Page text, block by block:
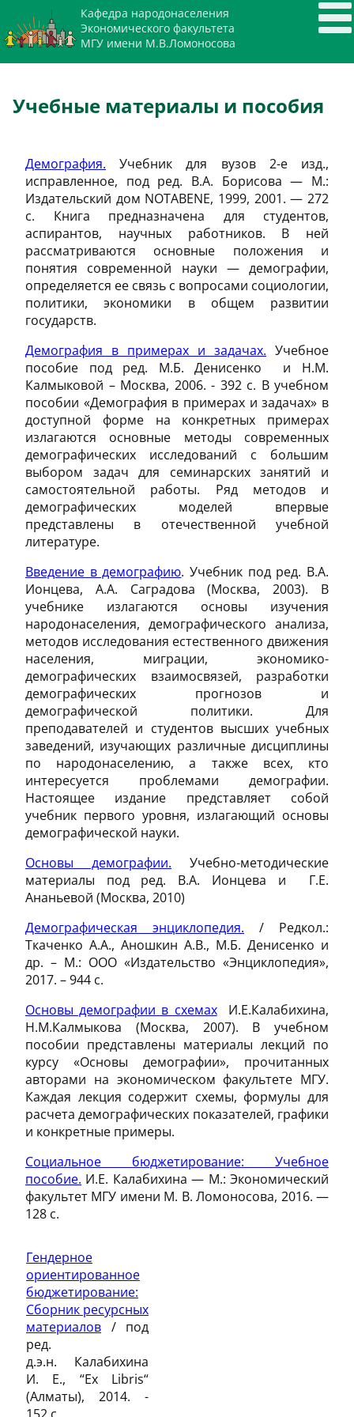
Кафедра народонаселения
Экономического факультета
МГУ имени М.В.Ломоносова
Учебные материалы и пособия
Демография. Учебник для вузов 2-е изд.,
исправленное, под ред. В.А. Борисова — М.:
Издательский дом NOTABENE, 1999, 2001. — 272
с. Книга предназначена для студентов,
аспирантов, научных работников. В ней
рассматриваются основные положения и
понятия современной науки — демографии,
определяется ее связь с вопросами социологии,
политики, экономики в общем развитии
государств.
Демография в примерах и задачах. Учебное
пособие под ред. М.Б. Денисенко и Н.М.
Калмыковой – Москва, 2006. - 392 с. В учебном
пособии «Демография в примерах и задачах» в
доступной форме на конкретных примерах
излагаются основные методы современных
демографических исследований с большим
выбором задач для семинарских занятий и
самостоятельной работы. Ряд методов и
демографических моделей впервые
представлены в отечественной учебной
литературе.
Введение в демографию. Учебник под ред. В.А.
Ионцева, А.А. Саградова (Москва, 2003). В
учебнике излагаются основы изучения
народонаселения, демографического анализа,
методов исследования естественного движения
населения, миграции, экономико-
демографических взаимосвязей, разработки
демографических прогнозов и
демографической политики. Для
преподавателей и студентов высших учебных
заведений, изучающих различные дисциплины
по народонаселению, а также всех, кто
интересуется проблемами демографии.
Настоящее издание представляет собой
учебник первого уровня, излагающий основы
демографической науки.
Основы демографии. Учебно-методические
материалы под ред. В.А. Ионцева и Г.Е.
Ананьевой (Москва, 2010)
Демографическая энциклопедия. / Редкол.:
Ткаченко А.А., Аношкин А.В., М.Б. Денисенко и
др. – М.: ООО «Издательство «Энциклопедия»,
2017. – 944 с.
Основы демографии в схемахИ.Е.Калабихина,
Н.М.Калмыкова (Москва, 2007). В учебном
пособии представлены материалы лекций по
курсу «Основы демографии», прочитанных
авторами на экономическом факультете МГУ.
Каждая лекция содержит схемы, формулы для
расчета демографических показателей, графики
и конкретные примеры.
Социальное бюджетирование: Учебное
пособие. И.Е. Калабихина — М.: Экономический
факультет МГУ имени М. В. Ломоносова, 2016. —
128 с.
Гендерное
ориентированное
бюджетирование:
Сборник ресурсных
материалов / под
ред.
д.э.н. Калабихина
И. Е., “Ex Libris“
(Алматы), 2014. -